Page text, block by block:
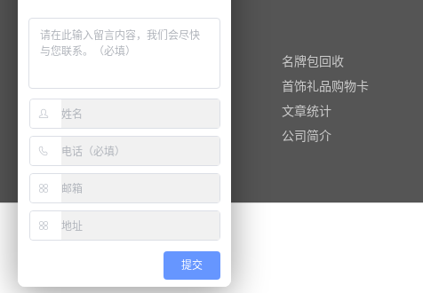
快捷阅读
名牌包回收
名酒回收
首饰礼品购物卡
文章统计
热门文章
公司简介
提交